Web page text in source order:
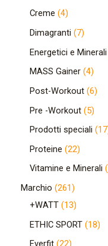
Creme 4
Dimagranti
7
Energetici e Minerali
MASS Gainer 4
Post-Workout 6
Pre -Workout 5
Prodotti speciali
17
Proteine 22
Vitamine e Minerali
Marchio 261
+WATT 13
ETHIC SPORT 18
Everfit 22